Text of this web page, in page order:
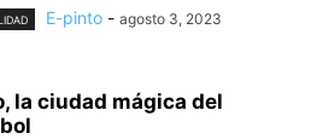
E-pinto - agosto 3, 2023
la ciudad mágica del